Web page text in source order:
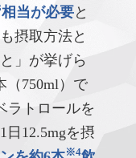
相当が必要と
摂取方法と
」が挙げら
（750ml）で
ラトロールを
12.5mgを摂
※4